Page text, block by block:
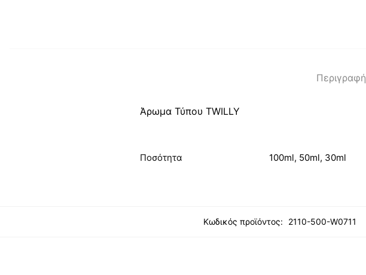
Περιγραφή
Άρωμα Τύπου TWILLY
Ποσότητα 100ml, 50ml, 30ml
Κωδικός προϊόντος: 2110-500-W0711